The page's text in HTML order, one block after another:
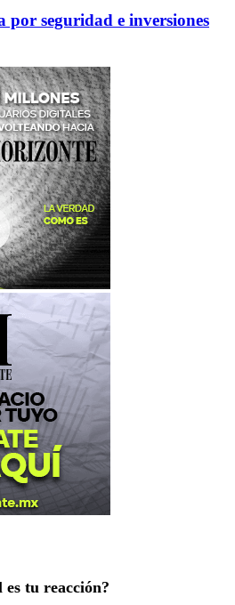
por seguridad e inversiones